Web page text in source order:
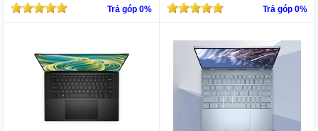
Trả góp 0% Trả góp 0%